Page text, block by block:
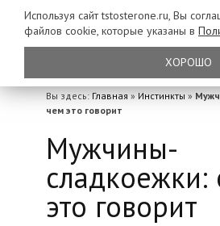
Вы здесь: Главная » Инстинкты »
чем это говорит
Мужчины-
сладкоежки:
это говорит
Используя сайт tstosterone.ru, Вы
файлов cookie, которые указаны в
ХОРОШО